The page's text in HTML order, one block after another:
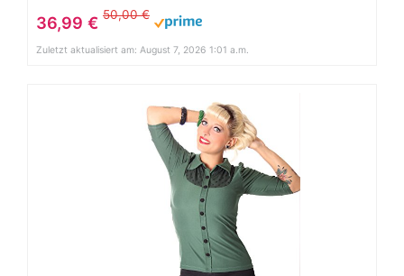
Small White Dot L
36,99 € 50,00 €
Zuletzt aktualisiert am: August 7, 2026 1:01 a.m.